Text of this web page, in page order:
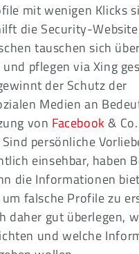
mit wenigen Klicks
die Security-
tauschen sich
pflegen via Xing
der Schutz der
Medien an
von Facebook &
persönliche
einsehbar, haben
die Informationen
falsche Profile zu
daher gut überlegen,
und welche